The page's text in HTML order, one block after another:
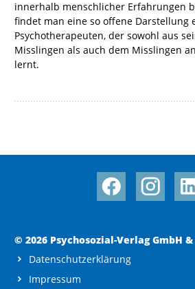
innerhalb menschlicher Erfahrungen
findet man eine so offene Darstellung
Psychotherapeuten, der sowohl aus
Misslingen als auch dem Misslingen
lernt.
© 2026 Psychosozial-Verlag GmbH &
Datenschutzerklärung
Impressum